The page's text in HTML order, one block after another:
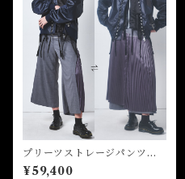
プリーツストレージパンツ P
leated Storage Pants
¥59,400